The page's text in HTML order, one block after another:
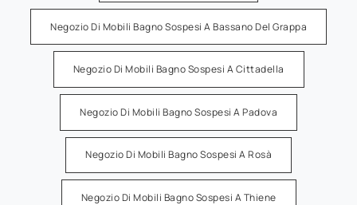
Negozio Di Mobili Bagno Sospesi A Bassano Del Grappa
Negozio Di Mobili Bagno Sospesi A Cittadella
Negozio Di Mobili Bagno Sospesi A Padova
Negozio Di Mobili Bagno Sospesi A Rosà
Negozio Di Mobili Bagno Sospesi A Thiene